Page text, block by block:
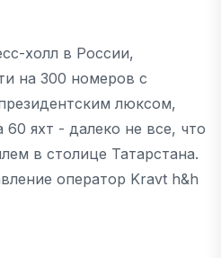
холл в России,
на 300 номеров с
люксом,
60 яхт - далеко не все, что
в столице Татарстана.
оператор Kravt h&h